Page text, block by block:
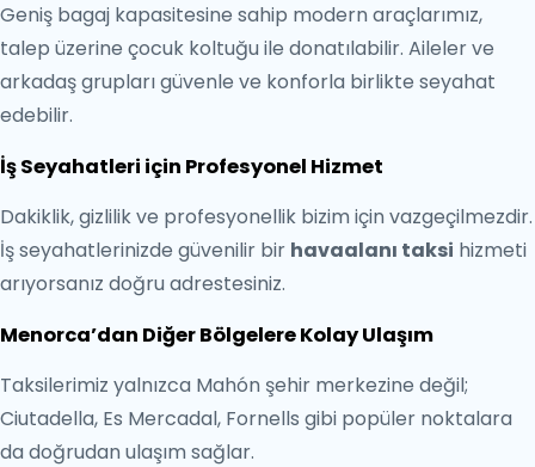
Geniş bagaj kapasitesine sahip modern araçlarımız,
talep üzerine çocuk koltuğu ile donatılabilir. Aileler ve
arkadaş grupları güvenle ve konforla birlikte seyahat
edebilir.
İş Seyahatleri için Profesyonel Hizmet
Dakiklik, gizlilik ve profesyonellik bizim için vazgeçilmezdir.
İş seyahatlerinizde güvenilir bir havaalanı taksi hizmeti
arıyorsanız doğru adrestesiniz.
Menorca’dan Diğer Bölgelere Kolay Ulaşım
Taksilerimiz yalnızca Mahón şehir merkezine değil;
Ciutadella, Es Mercadal, Fornells gibi popüler noktalara
da doğrudan ulaşım sağlar.